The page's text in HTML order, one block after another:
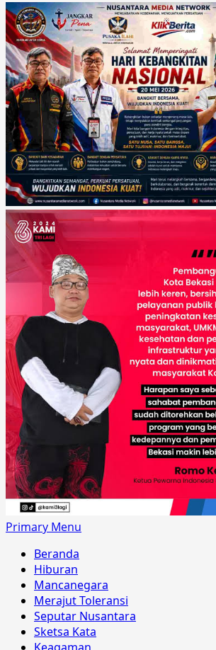
Primary Menu
Beranda
Hiburan
Mancanegara
Merajut Toleransi
Seputar Nusantara
Sketsa Kata